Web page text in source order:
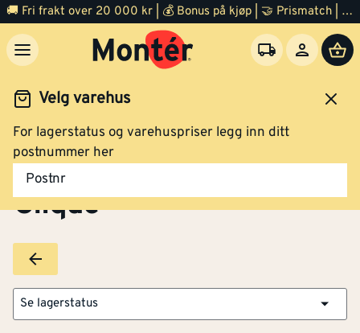
🚚 Fri frakt over 20 000 kr | 💰 Bonus på kjøp | 🤝 Prismatch | ⭐ 100% fornøyd garanti | 🏪 140 byggevarehus
Velg varehus
For lagerstatus og varehuspriser legg inn ditt
postnummer her
Postnr
Brands Clique
Clique
Se lagerstatus